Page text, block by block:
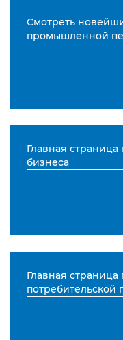
Смотреть
промышленной
Главная
бизнеса
Главная
потребительской